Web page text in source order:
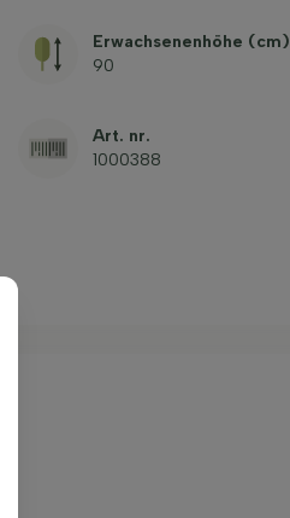
Erwachsenenhöhe (cm)
90
Art. nr.
1000388